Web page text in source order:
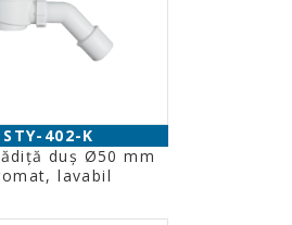
STY-402-K
duş Ø50 mm
lavabil